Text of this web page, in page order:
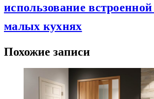
использование
малых кухнях
Похожие записи